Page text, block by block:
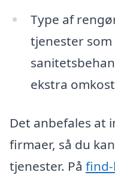
Type af
tjenester
ekstra
Det anbefales at
firmaer, så du
tjenester. På